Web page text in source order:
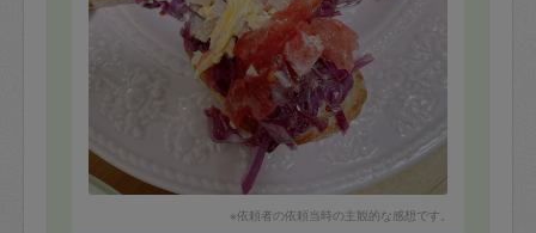
※依頼者の依頼当時の主観的な感想です。